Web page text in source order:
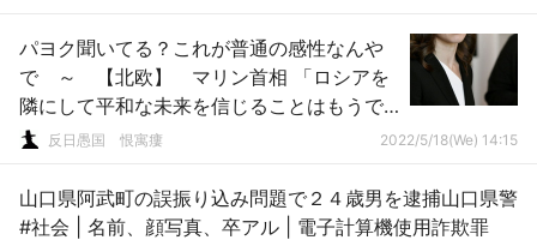
パヨク聞いてる？これが普通の感性なんや
で ～ 【北欧】 マリン首相 「ロシアを
隣にして平和な未来を信じることはもうで
きない」
反日愚国 恨寓瘻 2022/5/18(We) 14:15
山口県阿武町の誤振り込み問題で２４歳男を逮捕山口県警
#社会 | 名前、顔写真、卒アル | 電子計算機使用詐欺罪